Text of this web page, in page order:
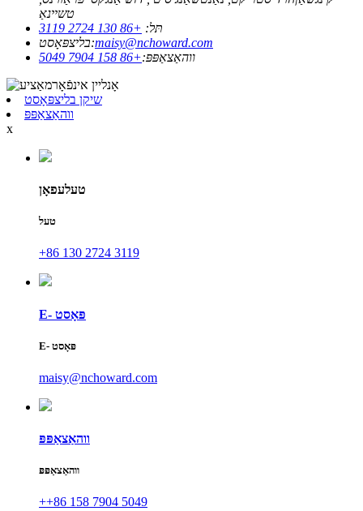
טשיינאַ
תּל: +86 130 2724 3119
בליצפּאָסט:maisy@nchoward.com
ווהאַצאַפּפּ:+86 158 7904 5049
שיקן בליצפּאָסט
ווהאַצאַפּפּ
x
טעלעפאָן
טעל
+86 130 2724 3119
E- פּאָסט
E- פּאָסט
maisy@nchoward.com
ווהאַצאַפּפּ
ווהאַצאַפּפּ
++86 158 7904 5049